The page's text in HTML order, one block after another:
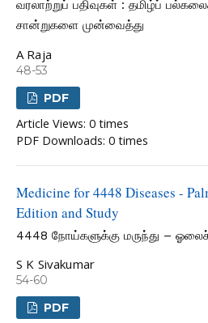
வரலாற்றுப் பதிவுகள் : தமிழ்ப்
சான்றுகளை முன்வைத்து
A Raja
48-53
PDF
Article Views: 0 times
PDF Downloads: 0 times
Medicine for 4448 Diseases -
Edition and Study
4448 நோய்களுக்கு மருந்து –
S K Sivakumar
54-60
PDF